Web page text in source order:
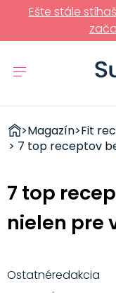
Ešte stále stíhaš
ZDRAVÉ
RÝCHLOVKY
>Magazín>Fit
> 7 top receptov
7 top
nielen pre
Ostatnéredakcia